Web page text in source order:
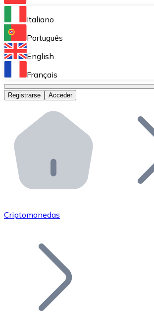
Bitnovo Ramp
Integra nuestra solución en tu
Bitnovo Giftcards
Bitnovo OTC
Bitnovo ATM
Integra un ATM Bitnovo en tu
Bitnovo API
Integra nuestra API en tu ecosistema.
Únete a nuestra red de distribuidores.
Añade tu proyecto a nuestro
Italiano
Português
English
Français
Registrarse Acceder
Criptomonedas